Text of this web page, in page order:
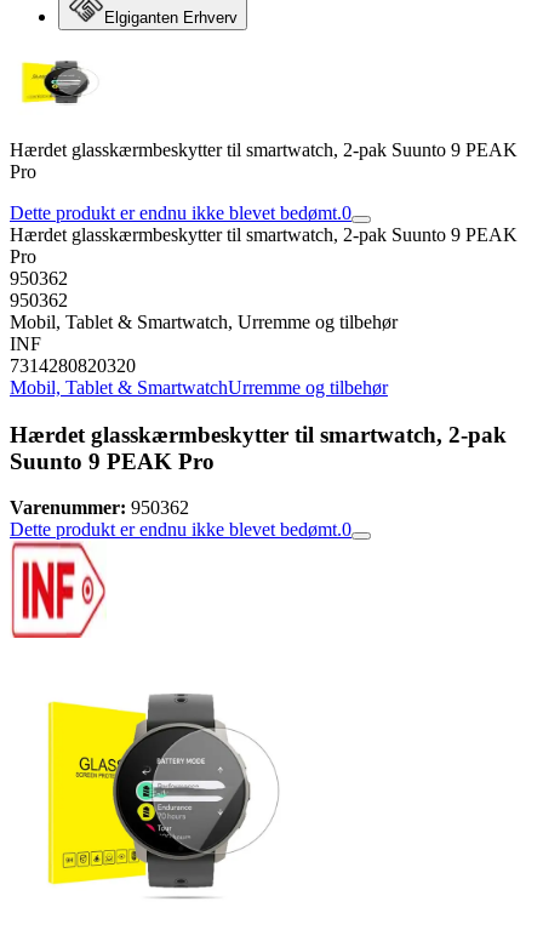
Elgiganten Erhverv
Hærdet glasskærmbeskytter til smartwatch, 2-pak Suunto 9 PEAK
Pro
Dette produkt er endnu ikke blevet bedømt.0
Hærdet glasskærmbeskytter til smartwatch, 2-pak Suunto 9 PEAK
Pro
950362
950362
Mobil, Tablet & Smartwatch, Urremme og tilbehør
INF
7314280820320
Mobil, Tablet & SmartwatchUrremme og tilbehør
Hærdet glasskærmbeskytter til smartwatch, 2-pak
Suunto 9 PEAK Pro
Varenummer: 950362
Dette produkt er endnu ikke blevet bedømt.0